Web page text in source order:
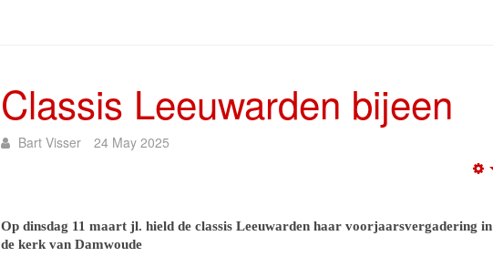
Classis Leeuwarden bijeen
Bart Visser 24 May 2025
Op dinsdag 11 maart jl. hield de classis Leeuwarden haar voorjaarsvergadering in
de kerk van Damwoude